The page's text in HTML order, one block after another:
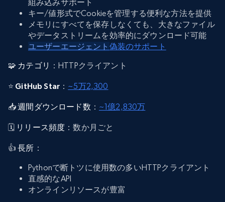
組み込みサポート
キー/値形式でCookieを管理する便利な方法を提供
メモリにすべてを保存しなくても、大きなファイル
やデータストリームを効率的にダウンロード可能
ユーザーエージェント 偽装のサポート
🧩 カテゴリ ：HTTPクライアント
⭐ GitHub Star ： ~5万2,300
📥週間ダウンロード数 ： ~1億2,830万
🗓️ リリース頻度 ：数か月ごと
👍長所 ：
Pythonで断トツに使用数の多いHTTPクライアント
直感的なAPI
オンラインリソースが豊富